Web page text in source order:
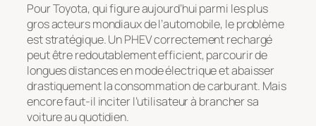
Pour Toyota, qui figure aujourd’hui parmi les plus
gros acteurs mondiaux de l’automobile, le problème
est stratégique. Un PHEV correctement rechargé
peut être redoutablement efficient, parcourir de
longues distances en mode électrique et abaisser
drastiquement la consommation de carburant. Mais
encore faut-il inciter l’utilisateur à brancher sa
voiture au quotidien.